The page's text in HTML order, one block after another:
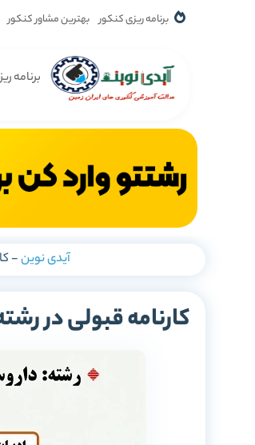
برنامه ریزی کنکور بهترین مشاور کنکور
برنامه
آیدی نوین-
کارنامه قبولی در